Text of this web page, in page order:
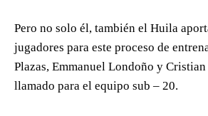
Pero no solo él, también el Huila
jugadores para este proceso de
Plazas, Emmanuel Londoño y
llamado para el equipo sub – 20.